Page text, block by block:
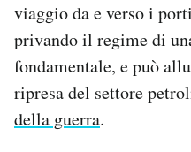
Hai bisogno di aiuto?
Esci
viaggio da e verso i
privando il regime di
fondamentale, e può
ripresa del settore
della guerra.